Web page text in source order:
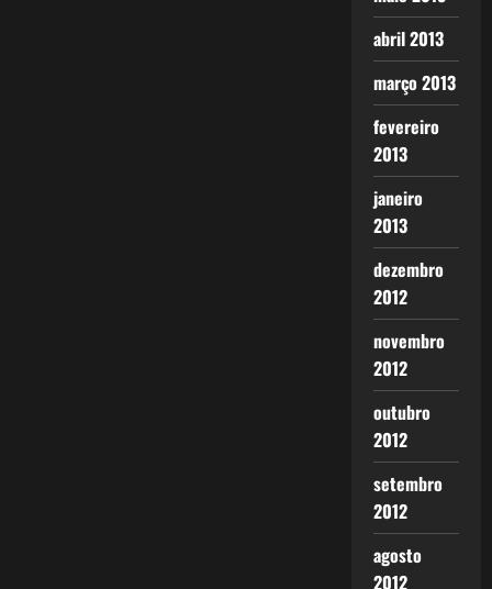
abril 2013
março 2013
fevereiro
2013
janeiro
2013
dezembro
2012
novembro
2012
outubro
2012
setembro
2012
agosto
2012